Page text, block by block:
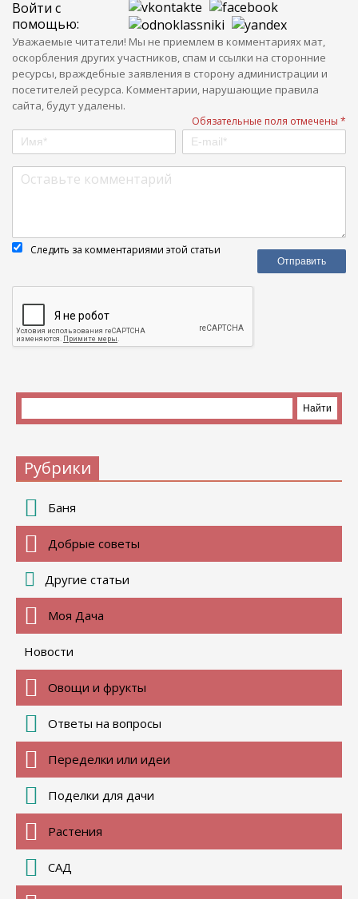
Войти с
помощью:
Уважаемые читатели! Мы не приемлем в комментариях мат,
оскорбления других участников, спам и ссылки на сторонние
ресурсы, враждебные заявления в сторону администрации и
посетителей ресурса. Комментарии, нарушающие правила
сайта, будут удалены.
Обязательные поля отмечены *
Следить за комментариями этой статьи
Рубрики
Баня
Добрые советы
Другие статьи
Моя Дача
Новости
Овощи и фрукты
Ответы на вопросы
Переделки или идеи
Поделки для дачи
Растения
САД